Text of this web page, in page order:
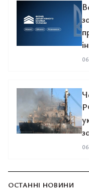
ОСТАННІ НОВИНИ